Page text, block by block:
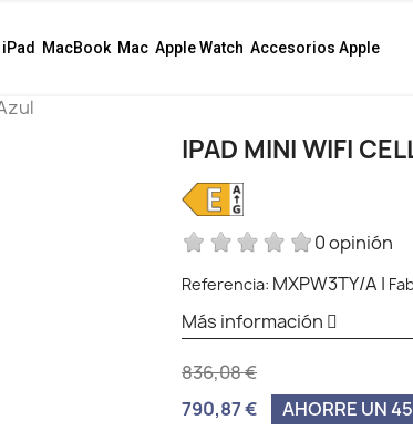
iPad MacBook Mac Apple Watch Accesorios Apple
IPAD MINI WIFI
0 opinión
Referencia: MXPW3TY/A |
Más información
836,08 €
790,87 €
AHORRE UN